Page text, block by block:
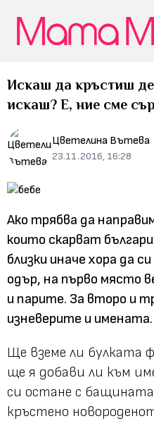
Искаш да кръстиш
искаш? Е, ние сме
Цветелина Вътева
23.11.2016, 16:28
Ако трябва да
които скарват
близки иначе хора да
одър, на първо място
и парите. За второ и
изневерите и имената.
Ще вземе ли булката
ще я добави ли към
си остане с
кръстено